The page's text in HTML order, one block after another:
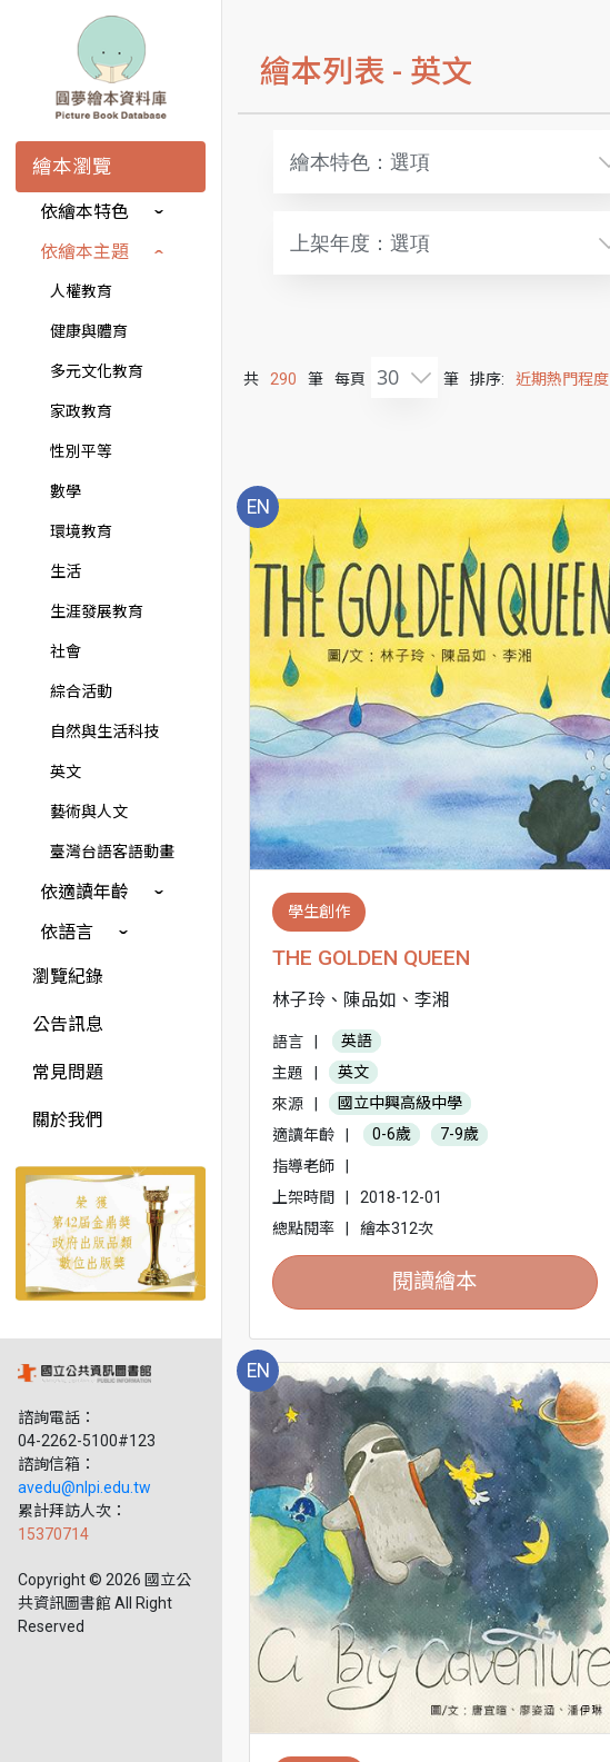
繪本瀏覽
依繪本特色
依繪本主題
人權教育
健康與體育
多元文化教育
家政教育
性別平等
數學
環境教育
生活
生涯發展教育
社會
綜合活動
自然與生活科技
英文
藝術與人文
臺灣台語客語動畫
依適讀年齡
依語言
瀏覽紀錄
公告訊息
常見問題
關於我們
諮詢電話：
04-2262-5100#123
諮詢信箱：
avedu@nlpi.edu.tw
累計拜訪人次：
15370714
Copyright © 2026 國立公
共資訊圖書館 All Right
Reserved
繪本列表 - 英文
繪本特色：選項
上架年度：選項
共 290 筆 每頁 30 筆 排序: 近期熱門程度
EN
學生創作
THE GOLDEN QUEEN
林子玲、陳品如、李湘
語言
英語
主題
英文
來源
國立中興高級中學
適讀年齡
0-6歲
7-9歲
指導老師
上架時間
2018-12-01
總點閱率
繪本312次
閱讀繪本
EN